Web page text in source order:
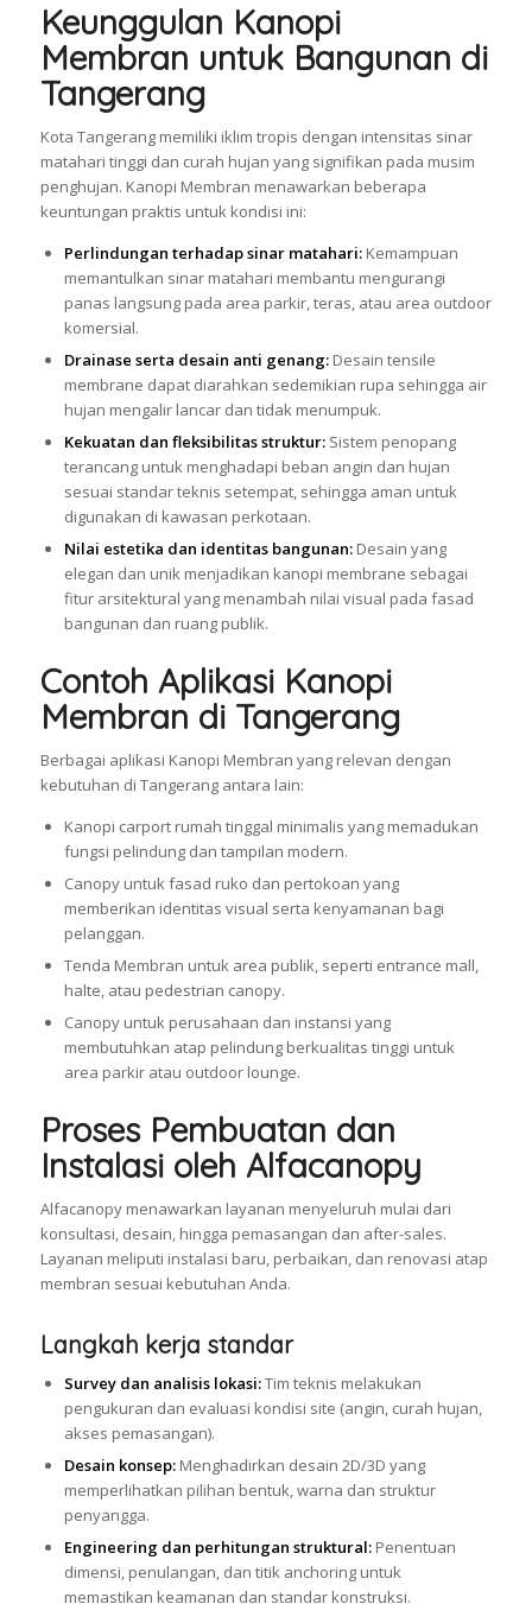
Keunggulan Kanopi
Membran untuk Bangunan di
Tangerang
Kota Tangerang memiliki iklim tropis dengan intensitas sinar
matahari tinggi dan curah hujan yang signifikan pada musim
penghujan. Kanopi Membran menawarkan beberapa
keuntungan praktis untuk kondisi ini:
Perlindungan terhadap sinar matahari:Kemampuan
memantulkan sinar matahari membantu mengurangi
panas langsung pada area parkir, teras, atau area outdoor
komersial.
Drainase serta desain anti genang:Desain tensile
membrane dapat diarahkan sedemikian rupa sehingga air
hujan mengalir lancar dan tidak menumpuk.
Kekuatan dan fleksibilitas struktur:Sistem penopang
terancang untuk menghadapi beban angin dan hujan
sesuai standar teknis setempat, sehingga aman untuk
digunakan di kawasan perkotaan.
Nilai estetika dan identitas bangunan:Desain yang
elegan dan unik menjadikan kanopi membrane sebagai
fitur arsitektural yang menambah nilai visual pada fasad
bangunan dan ruang publik.
Contoh Aplikasi Kanopi
Membran di Tangerang
Berbagai aplikasi Kanopi Membran yang relevan dengan
kebutuhan di Tangerang antara lain:
Kanopi carport rumah tinggal minimalis yang memadukan
fungsi pelindung dan tampilan modern.
Canopy untuk fasad ruko dan pertokoan yang
memberikan identitas visual serta kenyamanan bagi
pelanggan.
Tenda Membran untuk area publik, seperti entrance mall,
halte, atau pedestrian canopy.
Canopy untuk perusahaan dan instansi yang
membutuhkan atap pelindung berkualitas tinggi untuk
area parkir atau outdoor lounge.
Proses Pembuatan dan
Instalasi oleh Alfacanopy
Alfacanopy menawarkan layanan menyeluruh mulai dari
konsultasi, desain, hingga pemasangan dan after-sales.
Layanan meliputi instalasi baru, perbaikan, dan renovasi atap
membran sesuai kebutuhan Anda.
Langkah kerja standar
Survey dan analisis lokasi:Tim teknis melakukan
pengukuran dan evaluasi kondisi site (angin, curah hujan,
akses pemasangan).
Desain konsep:Menghadirkan desain 2D/3D yang
memperlihatkan pilihan bentuk, warna dan struktur
penyangga.
Engineering dan perhitungan struktural:Penentuan
dimensi, penulangan, dan titik anchoring untuk
memastikan keamanan dan standar konstruksi.